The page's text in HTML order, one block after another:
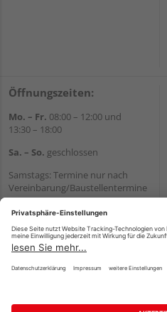
Öffnungszeiten:
Mo. – Fr. 08:00 – 12:00 und
13:30 – 18:00
Sa. – So. geschlossen
Samstags: Termine nur nach
Vereinbarung/Baustellentermine
Wir helfen Ihnen gerne
weiter
Tel.:+49 6062 956180
E-Mail:shop@holzland-seibert.de
Impressum AGB